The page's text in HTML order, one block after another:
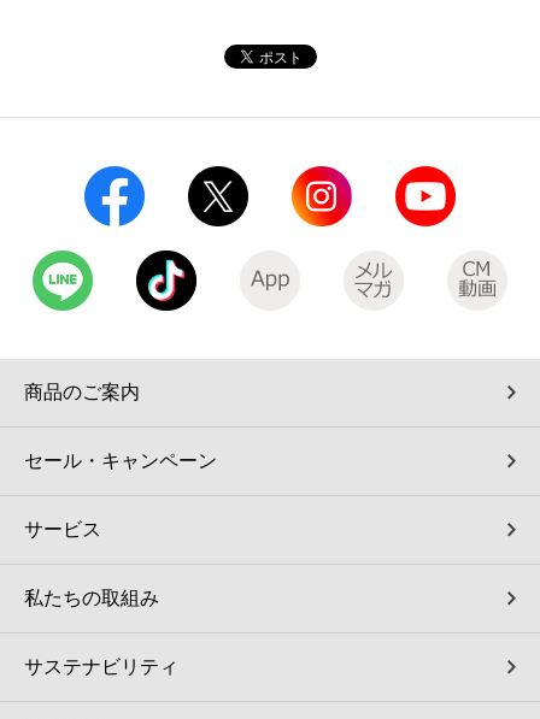
自転車シェアリング（店舗限定）
モバイルバッテリーシェアリング（店舗限定）
セブン-イレブンの歴史
商品のご案内
セール・キャンペーン
サービス
私たちの取組み
サステナビリティ